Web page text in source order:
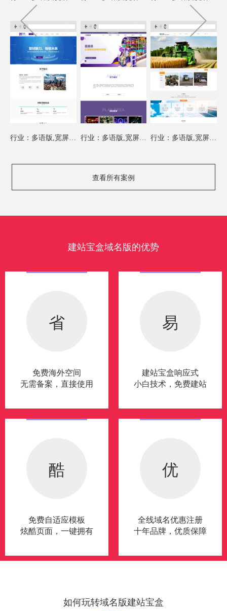
行业：多语版,宽屏模板 行业：多语版,宽屏模板 行业：多语版,宽屏模板
查看所有案例
建站宝盒域名版的优势
省
免费海外空间
无需备案，直接使用
易
建站宝盒响应式
小白技术，免费建站
酷
免费自适应模板
炫酷页面，一键拥有
优
全线域名优惠注册
十年品牌，优质保障
如何玩转域名版建站宝盒